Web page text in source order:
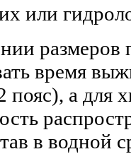
или
размеров
время
а для
в водной